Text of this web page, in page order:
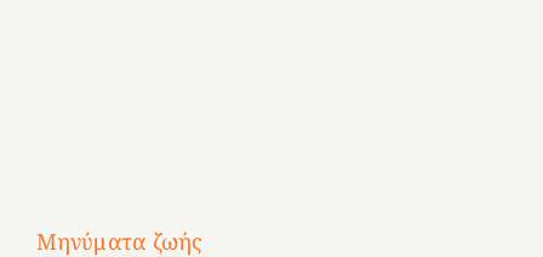
Μηνύματα ζωής